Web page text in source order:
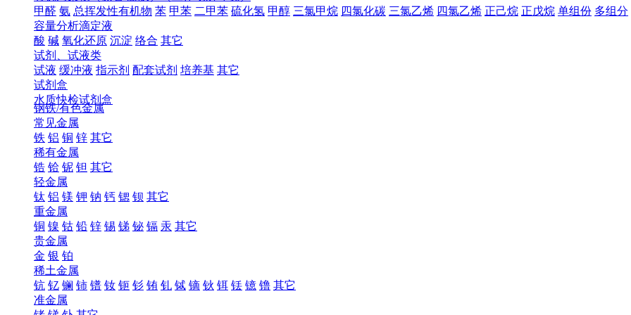
甲醛 氨 总挥发性有机物 苯 甲苯 二甲苯 硫化氢 甲醇 三氯甲烷 四氯化碳 三氯乙烯 四氯乙烯 正己烷 正戊烷 单组份 多组分
容量分析滴定液
酸 碱 氧化还原 沉淀 络合 其它
试剂、试液类
试液 缓冲液 指示剂 配套试剂 培养基 其它
试剂盒
水质快检试剂盒
钢铁/有色金属
常见金属
铁 铝 铜 锌 其它
稀有金属
锆 铪 铌 钽 其它
轻金属
钛 铝 镁 钾 钠 钙 锶 钡 其它
重金属
铜 镍 钴 铅 锌 锡 锑 铋 镉 汞 其它
贵金属
金 银 铂
稀土金属
钪 钇 镧 铈 镨 钕 钷 钐 铕 钆 铽 镝 钬 铒 铥 镱 镥 其它
准金属